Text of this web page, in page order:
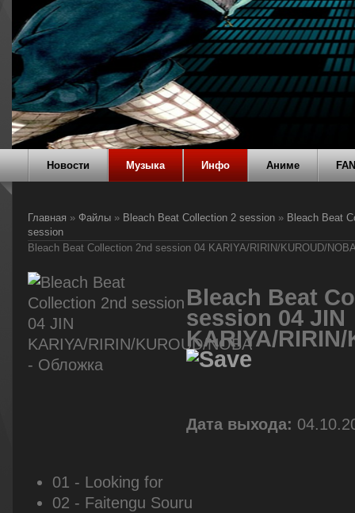
Новости Музыка Инфо Аниме
Главная » Файлы » Bleach Beat Collection 2 session » Bleach Beat
session
Bleach Beat Collection 2nd session 04 KARIYA/RIRIN/KUROUD/
Bleach Beat
session 04 JIN
KARIYA/
Дата выхода:
01 - Looking for
02 - Faitengu Souru